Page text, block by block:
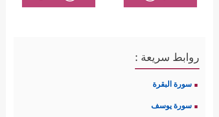
روابط سريعة :
سورة البقرة
سورة يوسف